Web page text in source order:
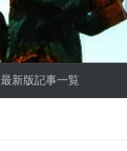
最新版記事一覧